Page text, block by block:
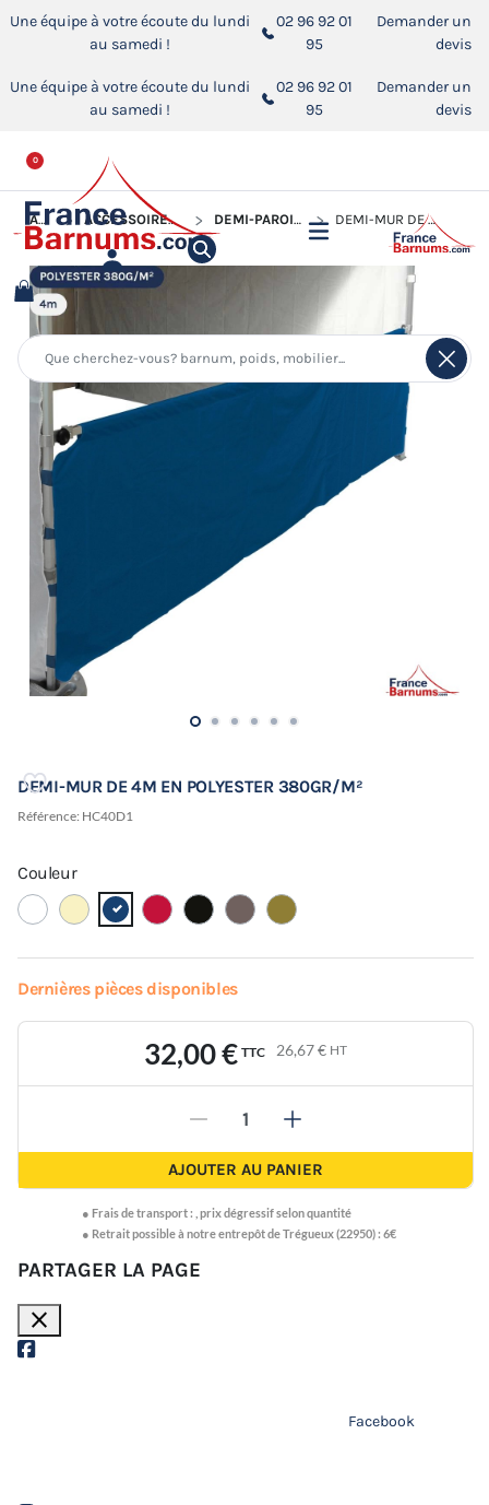
Une équipe à votre écoute du lundi
au samedi !
02 96 92 01
95
Demander un
devis
Une équipe à votre écoute du lundi
au samedi !
02 96 92 01
95
Demander un
devis
0
ACCUEIL ACCESSOIRES POUR BARNUMS PLIANTS DEMI-PAROIS POUR BARNUM PLIANT DEMI-MUR DE 4M EN POLYESTER 380GR/M²
DEMI-MUR DE 4M EN POLYESTER 380GR/M²
Référence: HC40D1
Couleur
Dernières pièces disponibles
32,00 € TTC 26,67 € HT
- +
AJOUTER AU PANIER
● Frais de transport : prix dégressif selon quantité
● Retrait possible à notre entrepôt de Trégueux (22950) : 6€
PARTAGER LA PAGE
close
Facebook